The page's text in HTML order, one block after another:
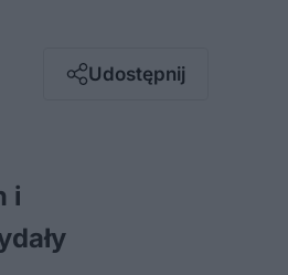
Udostępnij
Messenger
i